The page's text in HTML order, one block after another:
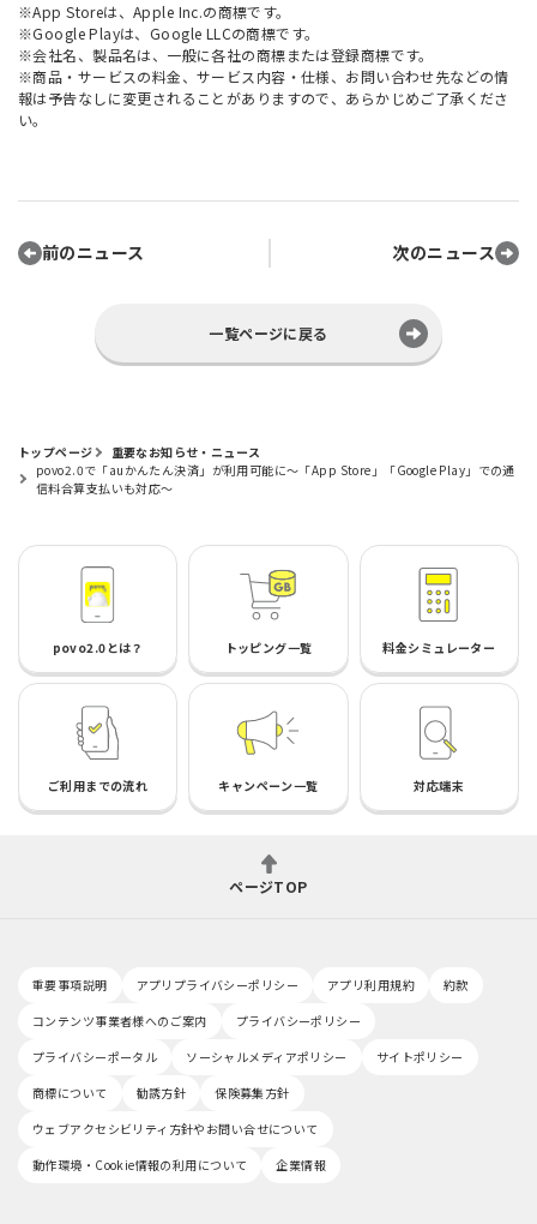
※App Storeは、Apple Inc.の商標です。
※Google Playは、Google LLCの商標です。
※会社名、製品名は、一般に各社の商標または登録商標です。
※商品・サービスの料金、サービス内容・仕様、お問い合わせ先などの情
報は予告なしに変更されることがありますので、あらかじめご了承くださ
い。
前のニュース 次のニュース
一覧ページに戻る
トップページ
重要なお知らせ・ニュース
povo2.0で「auかんたん決済」が利用可能に～「App Store」「Google Play」での通
信料合算支払いも対応～
povo2.0とは？ トッピング一覧 料金シミュレーター
ご利用までの流れ キャンペーン一覧 対応端末
ページTOP
重要事項説明 アプリプライバシーポリシー アプリ利用規約
約款
コンテンツ事業者様へのご案内
プライバシーポリシー
プライバシーポータル
ソーシャルメディアポリシー
サイトポリシー
商標について
勧誘方針
保険募集方針
ウェブアクセシビリティ方針やお問い合せについて
動作環境・Cookie情報の利用について
企業情報